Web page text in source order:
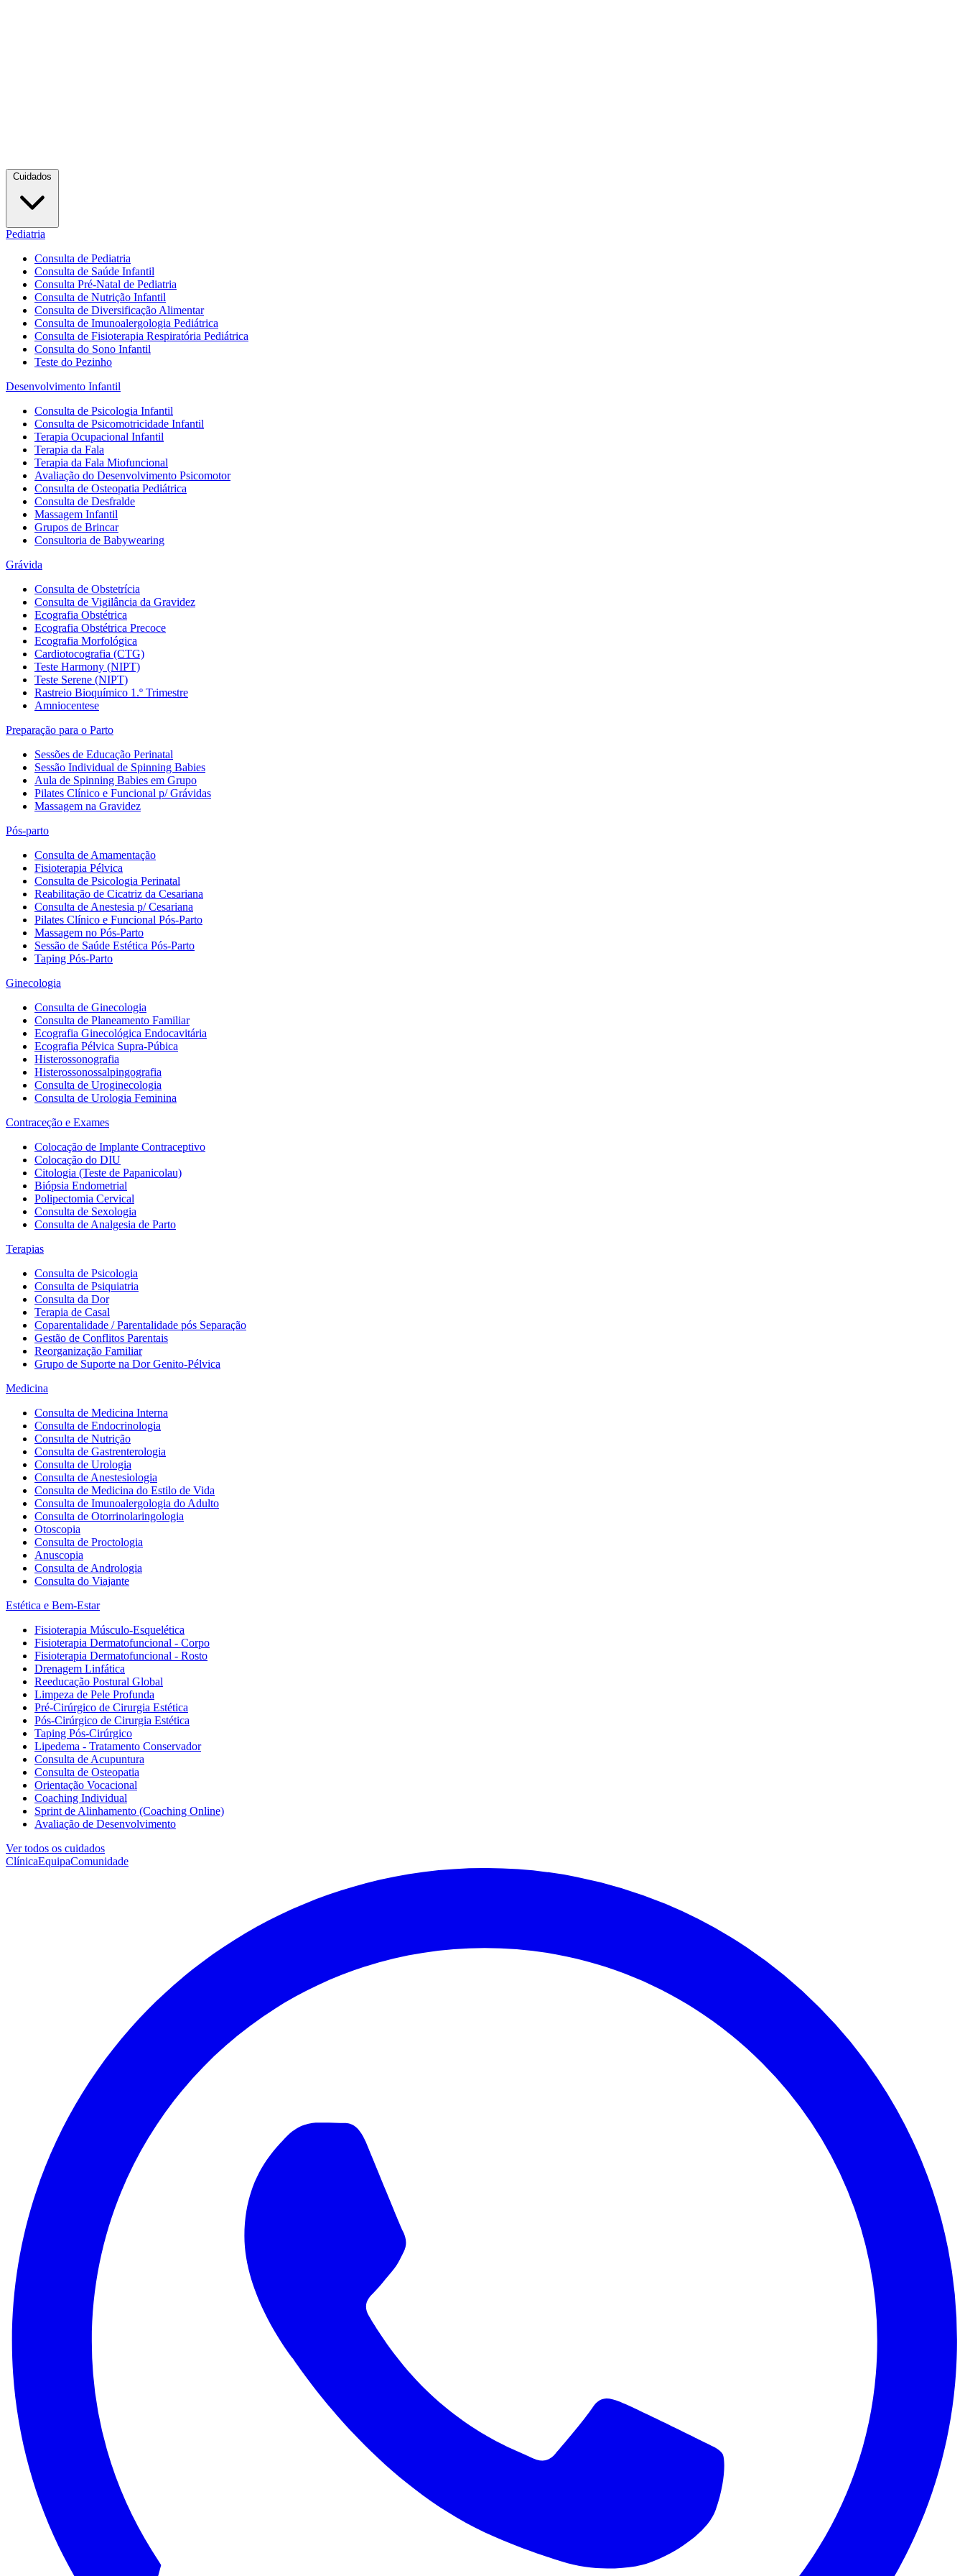
Pediatria
Consulta de Pediatria
Consulta de Saúde Infantil
Consulta Pré-Natal de Pediatria
Consulta de Nutrição Infantil
Consulta de Diversificação Alimentar
Consulta de Imunoalergologia Pediátrica
Consulta de Fisioterapia Respiratória Pediátrica
Consulta do Sono Infantil
Teste do Pezinho
Desenvolvimento Infantil
Consulta de Psicologia Infantil
Consulta de Psicomotricidade Infantil
Terapia Ocupacional Infantil
Terapia da Fala
Terapia da Fala Miofuncional
Avaliação do Desenvolvimento Psicomotor
Consulta de Osteopatia Pediátrica
Consulta de Desfralde
Massagem Infantil
Grupos de Brincar
Consultoria de Babywearing
Grávida
Consulta de Obstetrícia
Consulta de Vigilância da Gravidez
Ecografia Obstétrica
Ecografia Obstétrica Precoce
Ecografia Morfológica
Cardiotocografia (CTG)
Teste Harmony (NIPT)
Teste Serene (NIPT)
Rastreio Bioquímico 1.º Trimestre
Amniocentese
Preparação para o Parto
Sessões de Educação Perinatal
Sessão Individual de Spinning Babies
Aula de Spinning Babies em Grupo
Pilates Clínico e Funcional p/ Grávidas
Massagem na Gravidez
Pós-parto
Consulta de Amamentação
Fisioterapia Pélvica
Consulta de Psicologia Perinatal
Reabilitação de Cicatriz da Cesariana
Consulta de Anestesia p/ Cesariana
Pilates Clínico e Funcional Pós-Parto
Massagem no Pós-Parto
Sessão de Saúde Estética Pós-Parto
Taping Pós-Parto
Ginecologia
Consulta de Ginecologia
Consulta de Planeamento Familiar
Ecografia Ginecológica Endocavitária
Ecografia Pélvica Supra-Púbica
Histerossonografia
Histerossonossalpingografia
Consulta de Uroginecologia
Consulta de Urologia Feminina
Contraceção e Exames
Colocação de Implante Contraceptivo
Colocação do DIU
Citologia (Teste de Papanicolau)
Biópsia Endometrial
Polipectomia Cervical
Consulta de Sexologia
Consulta de Analgesia de Parto
Terapias
Consulta de Psicologia
Consulta de Psiquiatria
Consulta da Dor
Terapia de Casal
Coparentalidade / Parentalidade pós Separação
Gestão de Conflitos Parentais
Reorganização Familiar
Grupo de Suporte na Dor Genito-Pélvica
Medicina
Consulta de Medicina Interna
Consulta de Endocrinologia
Consulta de Nutrição
Consulta de Gastrenterologia
Consulta de Urologia
Consulta de Anestesiologia
Consulta de Medicina do Estilo de Vida
Consulta de Imunoalergologia do Adulto
Consulta de Otorrinolaringologia
Otoscopia
Consulta de Proctologia
Anuscopia
Consulta de Andrologia
Consulta do Viajante
Estética e Bem-Estar
Fisioterapia Músculo-Esquelética
Fisioterapia Dermatofuncional - Corpo
Fisioterapia Dermatofuncional - Rosto
Drenagem Linfática
Reeducação Postural Global
Limpeza de Pele Profunda
Pré-Cirúrgico de Cirurgia Estética
Pós-Cirúrgico de Cirurgia Estética
Taping Pós-Cirúrgico
Lipedema - Tratamento Conservador
Consulta de Acupuntura
Consulta de Osteopatia
Orientação Vocacional
Coaching Individual
Sprint de Alinhamento (Coaching Online)
Avaliação de Desenvolvimento
Ver todos os cuidados
ClínicaEquipaComunidade